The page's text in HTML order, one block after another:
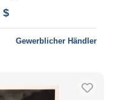
$
Gewerblicher Händler